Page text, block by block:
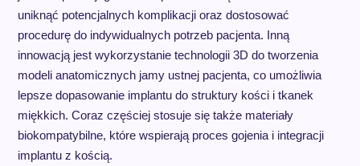
uniknąć potencjalnych komplikacji oraz dostosować
procedurę do indywidualnych potrzeb pacjenta. Inną
innowacją jest wykorzystanie technologii 3D do tworzenia
modeli anatomicznych jamy ustnej pacjenta, co umożliwia
lepsze dopasowanie implantu do struktury kości i tkanek
miękkich. Coraz częściej stosuje się także materiały
biokompatybilne, które wspierają proces gojenia i integracji
implantu z kością.